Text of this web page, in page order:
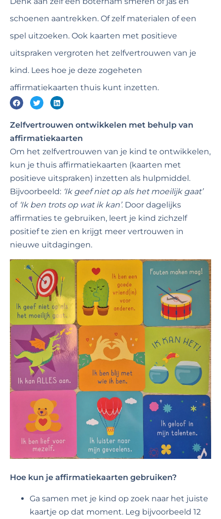
schoenen aantrekken. Of zelf materialen of een
spel uitzoeken. Ook kaarten met positieve
uitspraken vergroten het zelfvertrouwen van je
kind. Lees hoe je deze zogeheten
affirmatiekaarten thuis kunt inzetten.
Zelfvertrouwen ontwikkelen met behulp van
affirmatiekaarten
Om het zelfvertrouwen van je kind te ontwikkelen,
kun je thuis affirmatiekaarten (kaarten met
positieve uitspraken) inzetten als hulpmiddel.
Bijvoorbeeld: ‘Ik geef niet op als het moeilijk gaat’
of ‘Ik ben trots op wat ik kan’. Door dagelijks
affirmaties te gebruiken, leert je kind zichzelf
positief te zien en krijgt meer vertrouwen in
nieuwe uitdagingen.
Hoe kun je affirmatiekaarten gebruiken?
Ga samen met je kind op zoek naar het juiste
kaartje op dat moment. Leg bijvoorbeeld 12